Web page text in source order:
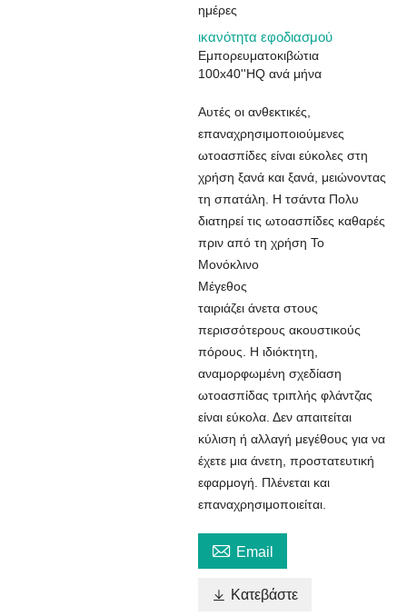
ημέρες
ικανότητα εφοδιασμού
Εμπορευματοκιβώτια
100x40''HQ ανά μήνα
Αυτές οι ανθεκτικές,
επαναχρησιμοποιούμενες
ωτοασπίδες είναι εύκολες στη
χρήση ξανά και ξανά, μειώνοντας
τη σπατάλη. Η τσάντα Πολυ
διατηρεί τις ωτοασπίδες καθαρές
πριν από τη χρήση Το
Μονόκλινο
Μέγεθος
ταιριάζει άνετα στους
περισσότερους ακουστικούς
πόρους. Η ιδιόκτητη,
αναμορφωμένη σχεδίαση
ωτοασπίδας τριπλής φλάντζας
είναι εύκολα. Δεν απαιτείται
κύλιση ή αλλαγή μεγέθους για να
έχετε μια άνετη, προστατευτική
εφαρμογή. Πλένεται και
επαναχρησιμοποιείται.
 Email
 Κατεβάστε